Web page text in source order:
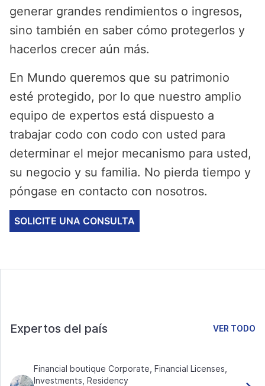
generar grandes rendimientos o ingresos,
sino también en saber cómo protegerlos y
hacerlos crecer aún más.
En Mundo queremos que su patrimonio
esté protegido, por lo que nuestro amplio
equipo de expertos está dispuesto a
trabajar codo con codo con usted para
determinar el mejor mecanismo para usted,
su negocio y su familia. No pierda tiempo y
póngase en contacto con nosotros.
SOLICITE UNA CONSULTA
Expertos del país VER TODO
Financial boutique Corporate, Financial Licenses,
Investments, Residency